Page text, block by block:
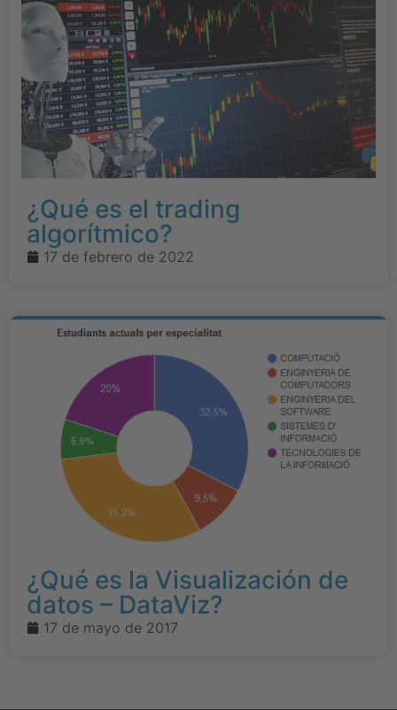
¿Qué es el trading
algorítmico?
17 de febrero de 2022
¿Qué es la Visualización de
datos – DataViz?
17 de mayo de 2017